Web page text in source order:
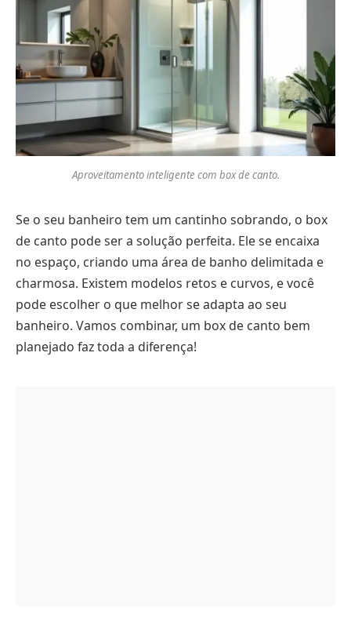
Aproveitamento inteligente com box de canto.
Se o seu banheiro tem um cantinho sobrando, o box
de canto pode ser a solução perfeita. Ele se encaixa
no espaço, criando uma área de banho delimitada e
charmosa. Existem modelos retos e curvos, e você
pode escolher o que melhor se adapta ao seu
banheiro. Vamos combinar, um box de canto bem
planejado faz toda a diferença!